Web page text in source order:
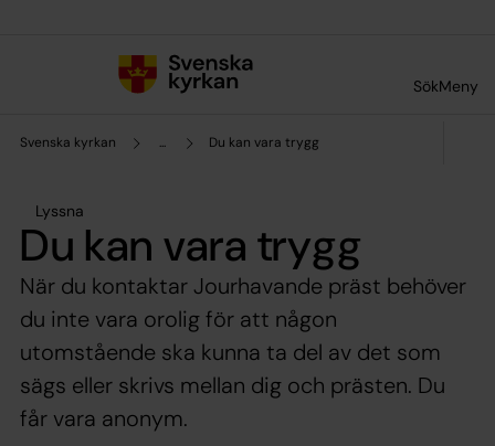
SökMeny
Svenska kyrkan ... Du kan vara trygg
Lyssna
Du kan vara trygg
När du kontaktar Jourhavande präst behöver
du inte vara orolig för att någon
utomstående ska kunna ta del av det som
sägs eller skrivs mellan dig och prästen. Du
får vara anonym.